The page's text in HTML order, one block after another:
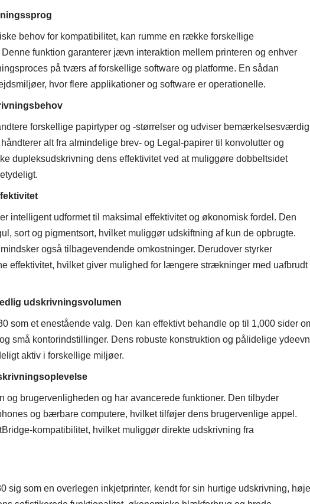
behov for kompatibilitet, kan rumme en række forskellige
funktion garanterer jævn interaktion mellem printeren og enhver
på tværs af forskellige software og platforme. En sådan
hvor flere applikationer og software er operationelle.
forskellige papirtyper og -størrelser og udviser bemærkelsesværdig
alt fra almindelige brev- og Legal-papirer til konvolutter og
dupleksudskrivning dens effektivitet ved at muliggøre dobbeltsidet
intelligent udformet til maksimal effektivitet og økonomisk fordel. Den
sort og pigmentsort, hvilket muliggør udskiftning af kun de opbrugte.
også tilbagevendende omkostninger. Derudover styrker
effektivitet, hvilket giver mulighed for længere strækninger med uafbrudt
udskrivningsvolumen
som et enestående valg. Den kan effektivt behandle op til 1,000 sider
små kontorindstillinger. Dens robuste konstruktion og pålidelige
aktiv i forskellige miljøer.
og brugervenligheden og har avancerede funktioner. Den tilbyder
og bærbare computere, hvilket tilføjer dens brugervenlige appel.
kompatibilitet, hvilket muliggør direkte udskrivning fra
sig som en overlegen inkjetprinter, kendt for sin hurtige udskrivning, høje